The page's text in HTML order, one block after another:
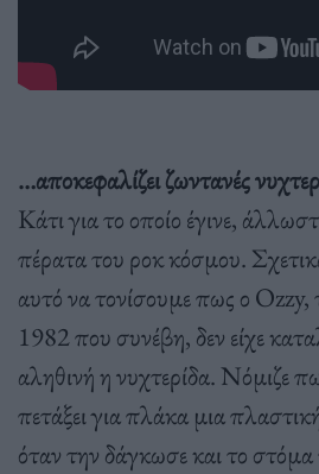
…αποκεφαλίζει ζωντανές
Κάτι για το οποίο έγινε,
πέρατα του ροκ κόσμου.
αυτό να τονίσουμε πως ο Ozzy,
1982 που συνέβη, δεν είχε
αληθινή η νυχτερίδα. Νόμιζε
πετάξει για πλάκα μια
όταν την δάγκωσε και το